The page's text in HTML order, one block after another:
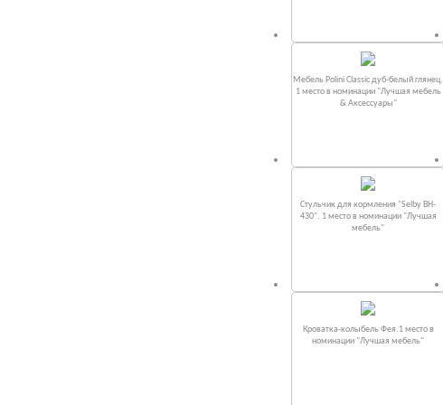
Мебель Polini Classic дуб-белый глянец.
1 место в номинации "Лучшая мебель
& Аксессуары"
Стульчик для кормления "Selby BH-
430". 1 место в номинации "Лучшая
мебель"
Кроватка-колыбель Фея.1 место в
номинации "Лучшая мебель"